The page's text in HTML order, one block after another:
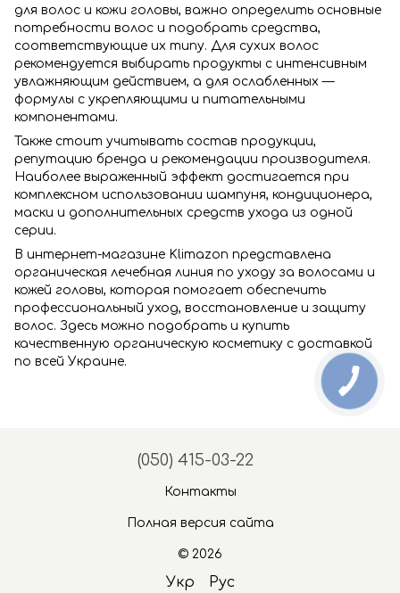
для волос и кожи головы, важно определить основные
потребности волос и подобрать средства,
соответствующие их типу. Для сухих волос
рекомендуется выбирать продукты с интенсивным
увлажняющим действием, а для ослабленных —
формулы с укрепляющими и питательными
компонентами.
Также стоит учитывать состав продукции,
репутацию бренда и рекомендации производителя.
Наиболее выраженный эффект достигается при
комплексном использовании шампуня, кондиционера,
маски и дополнительных средств ухода из одной
серии.
В интернет-магазине Klimazon представлена
органическая лечебная линия по уходу за волосами и
кожей головы, которая помогает обеспечить
профессиональный уход, восстановление и защиту
волос. Здесь можно подобрать и купить
качественную органическую косметику с доставкой
по всей Украине.
(050) 415-03-22
Контакты
Полная версия сайта
© 2026
Укр Рус